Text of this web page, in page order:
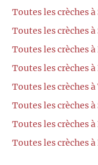
Toutes les crèches
Toutes les crèches
Toutes les crèches
Toutes les crèches
Toutes les crèches
Toutes les crèches
Toutes les crèches
Toutes les crèches